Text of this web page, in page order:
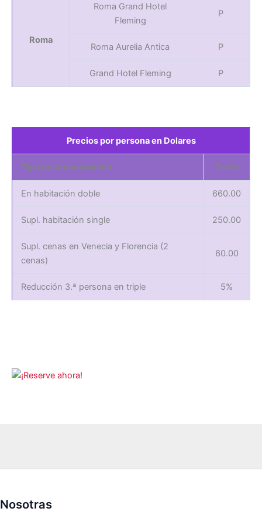
Roma
Roma Grand Hotel
Fleming
P
Roma Aurelia Antica P
Grand Hotel Fleming P
Precios por persona en Dolares
Tipo de Acomodación Tarifa
En habitación doble 660.00
Supl. habitación single 250.00
Supl. cenas en Venecia y Florencia (2
cenas)
60.00
Reducción 3.ª persona en triple 5%
Nosotras